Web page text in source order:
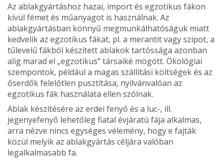
Az ablakgyártáshoz hazai, import és egzotikus fákon
kívül fémet és műanyagot is használnak. Az
ablakgyártásban könnyű megmunkálhatóságuk miatt
kedvelik az egzotikus fákat, pl. a merantit vagy szipot, a
tűlevelű fákból készített ablakok tartóssága azonban
alig marad el „egzotikus” társaiké mögött. Ökológiai
szempon­tok, például a magas szállítási költségek és az
őserdők felelőtlen pusztítása, nyilvánvalóan az
egzotikus fák használata ellen szólnak.
Ablak készítésére az erdei fenyő és a luc-, ill.
jegenyefenyő lehetőleg fiatal évjáratú fája alkal­mas,
arra nézve nincs egységes vélemény, hogy e fajták
közül melyik az ablakgyártás céljára való­ban
legalkalmasabb fa.